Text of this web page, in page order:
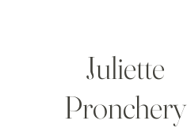
Juliette
Pronchery